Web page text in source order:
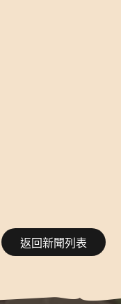
返回新聞列表